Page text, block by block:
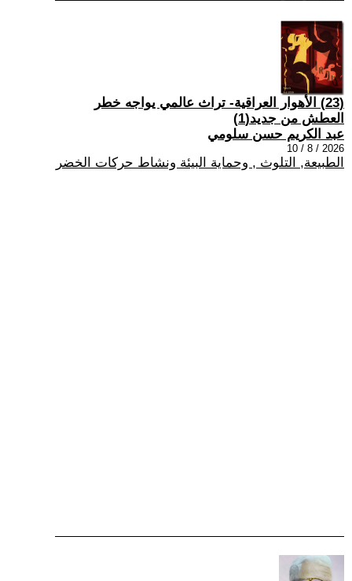
(23) الأهوار العراقية- تراث عالمي يواجه خطر
العطش من جديد(1)
عبد الكريم حسن سلومي
2026 / 8 / 10
الطبيعة, التلوث , وحماية البيئة ونشاط حركات الخضر